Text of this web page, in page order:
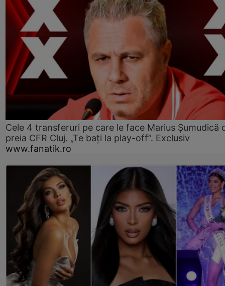
Cele 4 transferuri pe care le face Marius Șumudică
preia CFR Cluj. „Te bați la play-off”. Exclusiv
www.fanatik.ro